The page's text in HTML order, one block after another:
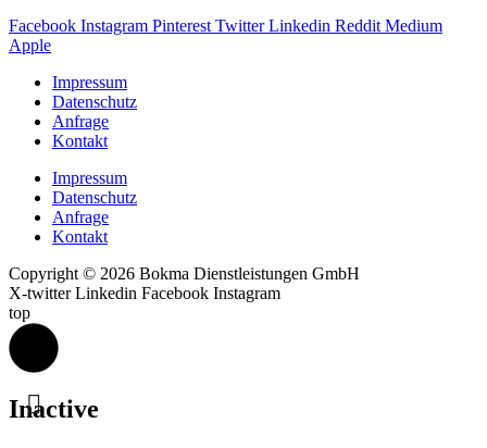
Facebook Instagram Pinterest Twitter Linkedin Reddit Medium
Apple
Impressum
Datenschutz
Anfrage
Kontakt
Impressum
Datenschutz
Anfrage
Kontakt
Copyright © 2026 Bokma Dienstleistungen GmbH
X-twitter Linkedin Facebook Instagram
top
Inactive